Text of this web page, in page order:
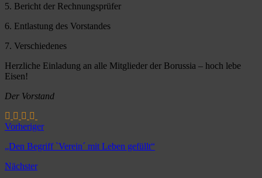
5. Bericht der Rechnungsprüfer
6. Entlastung des Vorstandes
7. Verschiedenes
Herzliche Einladung an alle Mitglieder der Borussia – hoch lebe
Eisen!
Der Vorstand
Vorheriger
„Den Begriff `Verein´ mit Leben gefüllt“
Nächster